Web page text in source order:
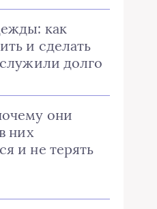
как
и сделать
долго
они
них
и не терять